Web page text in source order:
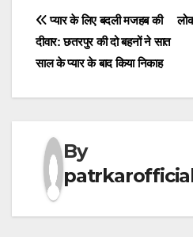
Post
navigation
प्यार के लिए बदली मजहब की
दीवार: छतरपुर की दो बहनों ने सात
साल के प्यार के बाद किया निकाह
By